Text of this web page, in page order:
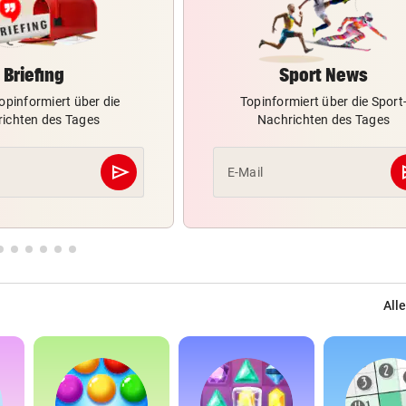
Briefing
über die
des Tages
send
Abschicken
Sport News
Topinformiert über die Sport-
Nachrichten des Tages
E-Mail